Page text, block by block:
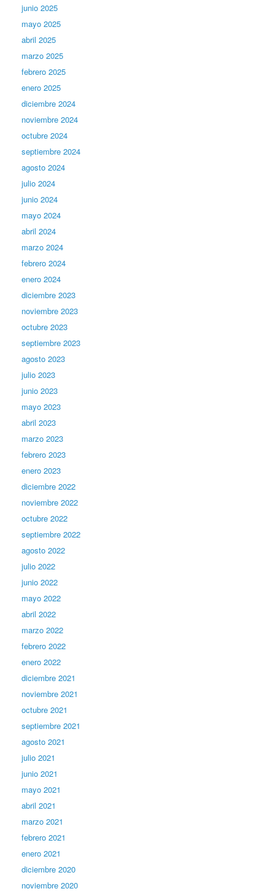
junio 2025
mayo 2025
abril 2025
marzo 2025
febrero 2025
enero 2025
diciembre 2024
noviembre 2024
octubre 2024
septiembre 2024
agosto 2024
julio 2024
junio 2024
mayo 2024
abril 2024
marzo 2024
febrero 2024
enero 2024
diciembre 2023
noviembre 2023
octubre 2023
septiembre 2023
agosto 2023
julio 2023
junio 2023
mayo 2023
abril 2023
marzo 2023
febrero 2023
enero 2023
diciembre 2022
noviembre 2022
octubre 2022
septiembre 2022
agosto 2022
julio 2022
junio 2022
mayo 2022
abril 2022
marzo 2022
febrero 2022
enero 2022
diciembre 2021
noviembre 2021
octubre 2021
septiembre 2021
agosto 2021
julio 2021
junio 2021
mayo 2021
abril 2021
marzo 2021
febrero 2021
enero 2021
diciembre 2020
noviembre 2020